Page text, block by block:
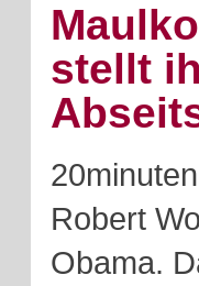
stellt
Robert
Obama.